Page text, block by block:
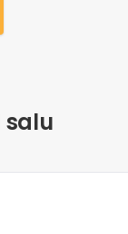
salu